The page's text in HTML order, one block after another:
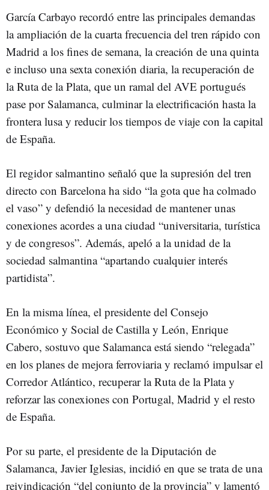
García Carbayo recordó entre las principales demandas
la ampliación de la cuarta frecuencia del tren rápido con
Madrid a los fines de semana, la creación de una quinta
e incluso una sexta conexión diaria, la recuperación de
la Ruta de la Plata, que un ramal del AVE portugués
pase por Salamanca, culminar la electrificación hasta la
frontera lusa y reducir los tiempos de viaje con la capital
de España.
El regidor salmantino señaló que la supresión del tren
directo con Barcelona ha sido “la gota que ha colmado
el vaso” y defendió la necesidad de mantener unas
conexiones acordes a una ciudad “universitaria, turística
y de congresos”. Además, apeló a la unidad de la
sociedad salmantina “apartando cualquier interés
partidista”.
En la misma línea, el presidente del Consejo
Económico y Social de Castilla y León, Enrique
Cabero, sostuvo que Salamanca está siendo “relegada”
en los planes de mejora ferroviaria y reclamó impulsar el
Corredor Atlántico, recuperar la Ruta de la Plata y
reforzar las conexiones con Portugal, Madrid y el resto
de España.
Por su parte, el presidente de la Diputación de
Salamanca, Javier Iglesias, incidió en que se trata de una
reivindicación “del conjunto de la provincia” y lamentó